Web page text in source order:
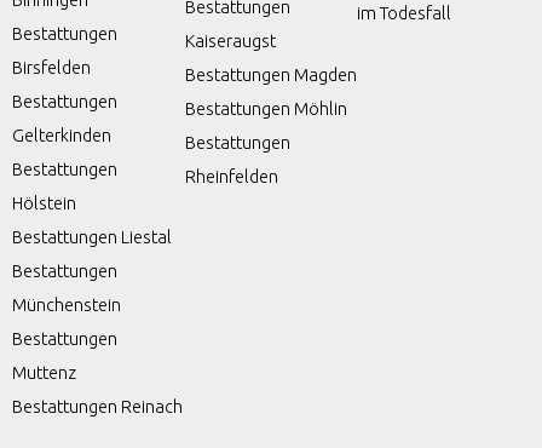
Bestattungen
Birsfelden
Bestattungen
Gelterkinden
Bestattungen
Hölstein
Bestattungen Liestal
Bestattungen
Münchenstein
Bestattungen
Muttenz
Bestattungen Reinach
Bestattungen
Kaiseraugst
Bestattungen Magden
Bestattungen Möhlin
Bestattungen
Rheinfelden
im Todesfall